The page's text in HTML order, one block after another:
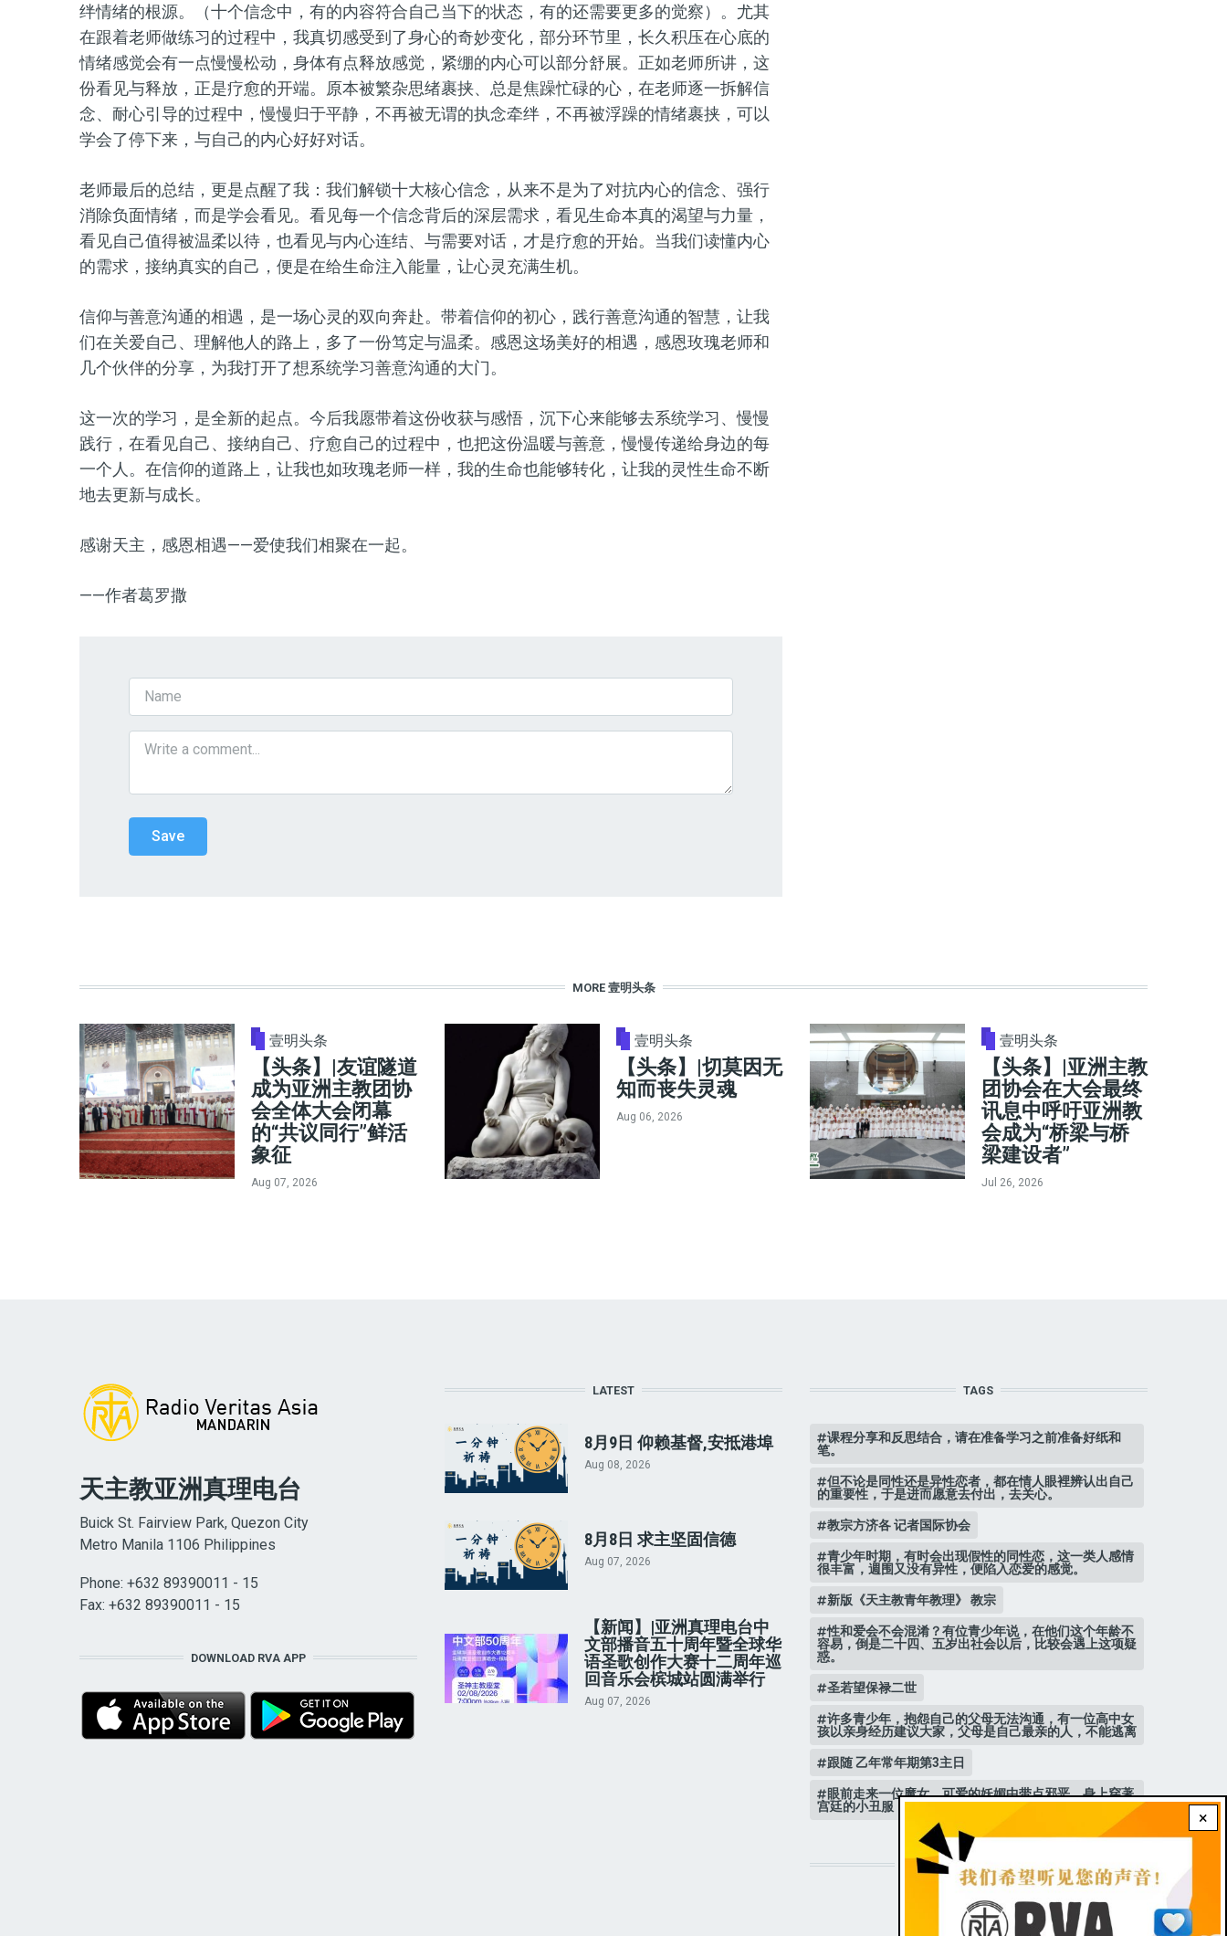
绊情绪的根源。（十个信念中，有的内容符合自己当下的状态，有的还需要更多的觉察）。尤其
在跟着老师做练习的过程中，我真切感受到了身心的奇妙变化，部分环节里，长久积压在心底的
情绪感觉会有一点慢慢松动，身体有点释放感觉，紧绷的内心可以部分舒展。正如老师所讲，这
份看见与释放，正是疗愈的开端。原本被繁杂思绪裹挟、总是焦躁忙碌的心，在老师逐一拆解信
念、耐心引导的过程中，慢慢归于平静，不再被无谓的执念牵绊，不再被浮躁的情绪裹挟，可以
学会了停下来，与自己的内心好好对话。
老师最后的总结，更是点醒了我：我们解锁十大核心信念，从来不是为了对抗内心的信念、强行
消除负面情绪，而是学会看见。看见每一个信念背后的深层需求，看见生命本真的渴望与力量，
看见自己值得被温柔以待，也看见与内心连结、与需要对话，才是疗愈的开始。当我们读懂内心
的需求，接纳真实的自己，便是在给生命注入能量，让心灵充满生机。
信仰与善意沟通的相遇，是一场心灵的双向奔赴。带着信仰的初心，践行善意沟通的智慧，让我
们在关爱自己、理解他人的路上，多了一份笃定与温柔。感恩这场美好的相遇，感恩玫瑰老师和
几个伙伴的分享，为我打开了想系统学习善意沟通的大门。
这一次的学习，是全新的起点。今后我愿带着这份收获与感悟，沉下心来能够去系统学习、慢慢
践行，在看见自己、接纳自己、疗愈自己的过程中，也把这份温暖与善意，慢慢传递给身边的每
一个人。在信仰的道路上，让我也如玫瑰老师一样，我的生命也能够转化，让我的灵性生命不断
地去更新与成长。
感谢天主，感恩相遇——爱使我们相聚在一起。
——作者葛罗撒
MORE 壹明头条
壹明头条
【头条】|友谊隧道
成为亚洲主教团协
会全体大会闭幕
的“共议同行”鲜活
象征
Aug 07, 2026
壹明头条
【头条】|切莫因无
知而丧失灵魂
Aug 06, 2026
壹明头条
【头条】|亚洲主教
团协会在大会最终
讯息中呼吁亚洲教
会成为“桥梁与桥
梁建设者”
Jul 26, 2026
×
天主教亚洲真理电台
Buick St. Fairview Park, Quezon City
Metro Manila 1106 Philippines
Phone: +632 89390011 - 15
Fax: +632 89390011 - 15
DOWNLOAD RVA APP
LATEST
8月9日 仰赖基督,安抵港埠
Aug 08, 2026
8月8日 求主坚固信德
Aug 07, 2026
【新闻】|亚洲真理电台中
文部播音五十周年暨全球华
语圣歌创作大赛十二周年巡
回音乐会槟城站圆满举行
Aug 07, 2026
TAGS
课程分享和反思结合，请在准备学习之前准备好纸和
笔。
但不论是同性还是异性恋者，都在情人眼裡辨认出自己
的重要性，于是进而愿意去付出，去关心。
教宗方济各 记者国际协会
青少年时期，有时会出现假性的同性恋，这一类人感情
很丰富，週围又没有异性，便陷入恋爱的感觉。
新版《天主教青年教理》 教宗
性和爱会不会混淆？有位青少年说，在他们这个年龄不
容易，倒是二十四、五岁出社会以后，比较会遇上这项疑
惑。
圣若望保禄二世
许多青少年，抱怨自己的父母无法沟通，有一位高中女
孩以亲身经历建议大家，父母是自己最亲的人，不能逃离
跟随 乙年常年期第3主日
眼前走来一位魔女，可爱的妖媚中带点邪恶，身上穿著
宫廷的小丑服，整个造型夸张华丽，非常特殊。
STAY CONNECTED WITH US!